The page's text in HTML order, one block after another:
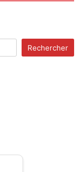
Rechercher